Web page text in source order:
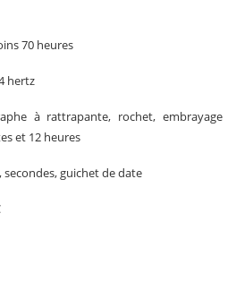
70 heures
hertz
à rattrapante, rochet, embrayage
et 12 heures
guichet de date